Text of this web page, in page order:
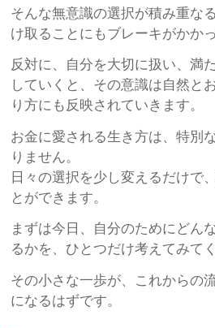
そんな無意識の選択が積み重な
け取ることにもブレーキがかか
反対に、自分を大切に扱い、満
していくと、その意識は自然と
り方にも反映されていきます。
お金に愛される生き方は、特別
りません。
日々の選択を少し変えるだけで
とができます。
まずは今日、自分のためにどん
るかを、ひとつだけ考えてみて
その小さな一歩が、これからの
になるはずです。